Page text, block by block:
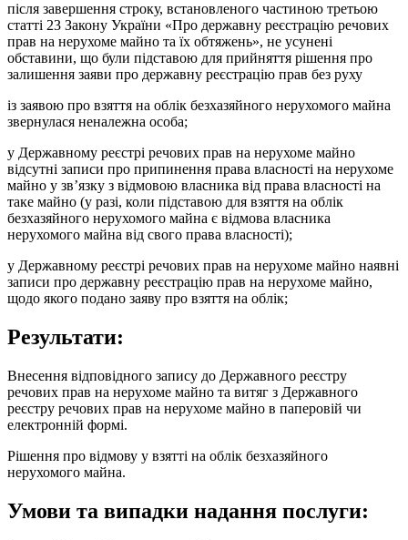
після завершення строку, встановленого частиною третьою
статті 23 Закону України «Про державну реєстрацію речових
прав на нерухоме майно та їх обтяжень», не усунені
обставини, що були підставою для прийняття рішення про
залишення заяви про державну реєстрацію прав без руху
із заявою про взяття на облік безхазяйного нерухомого майна
звернулася неналежна особа;
у Державному реєстрі речових прав на нерухоме майно
відсутні записи про припинення права власності на нерухоме
майно у зв’язку з відмовою власника від права власності на
таке майно (у разі, коли підставою для взяття на облік
безхазяйного нерухомого майна є відмова власника
нерухомого майна від свого права власності);
у Державному реєстрі речових прав на нерухоме майно наявні
записи про державну реєстрацію прав на нерухоме майно,
щодо якого подано заяву про взяття на облік;
Результати:
Внесення відповідного запису до Державного реєстру
речових прав на нерухоме майно та витяг з Державного
реєстру речових прав на нерухоме майно в паперовій чи
електронній формі.
Рішення про відмову у взятті на облік безхазяйного
нерухомого майна.
Умови та випадки надання послуги: